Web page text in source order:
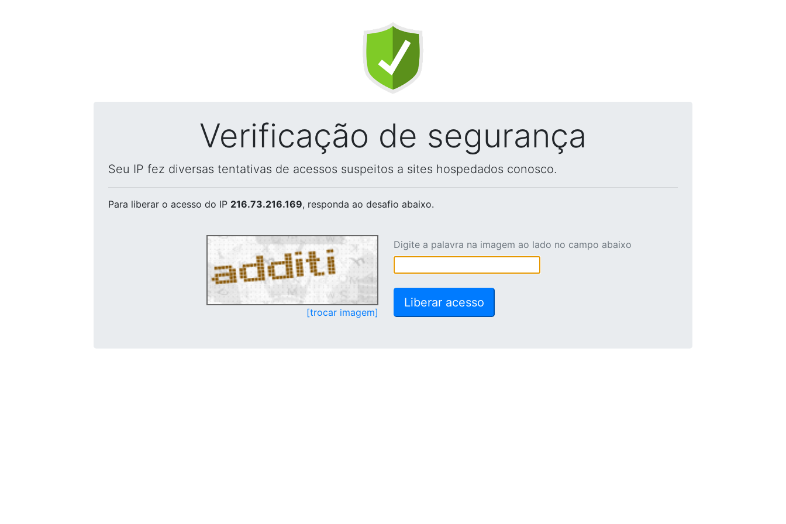
Verificação de segurança
Seu IP fez diversas tentativas de acessos suspeitos a sites hospedados conosco.
Para liberar o acesso do IP 216.73.216.169, responda ao desafio abaixo.
[trocar imagem]
Digite a palavra na imagem ao lado no campo abaixo